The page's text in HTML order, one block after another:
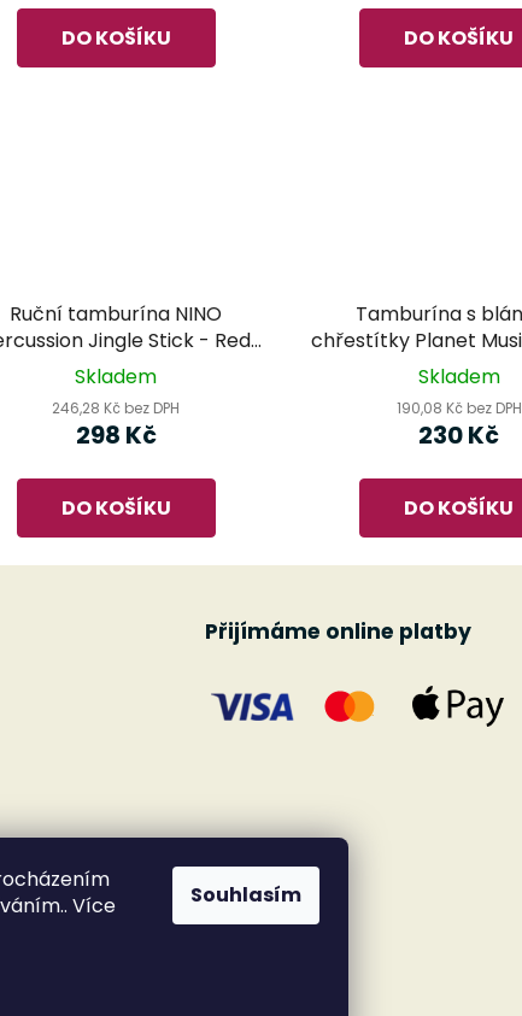
Více
Souhlasím
DO KOŠÍKU DO KOŠÍKU
Ruční tamburína NINO
Jingle Stick - Red
(NINO13R)
Skladem
246,28 Kč bez DPH
298 Kč
DO KOŠÍKU
Tamburína s
chřestítky Planet
Skladem
190,08 Kč bez DPH
230 Kč
DO KOŠÍKU
Přijímáme online platby